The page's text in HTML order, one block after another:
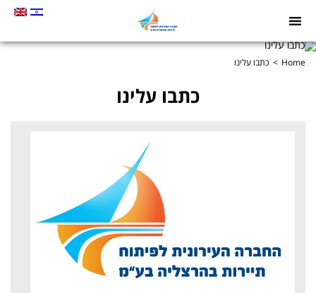
כקישור
Home כתבו עלינו
כתבו עלינו